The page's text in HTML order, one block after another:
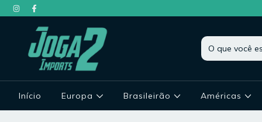
Início Europa Brasileirão Américas